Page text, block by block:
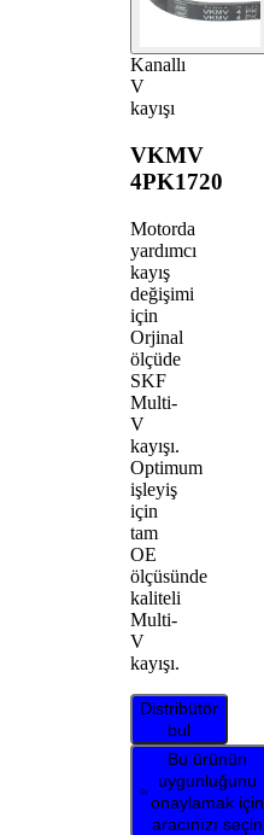
Kanallı
V
kayışı
VKMV
4PK1720
Motorda
yardımcı
kayış
değişimi
için
Orjinal
ölçüde
SKF
Multi-
V
kayışı.
Optimum
işleyiş
için
tam
OE
ölçüsünde
kaliteli
Multi-
V
kayışı.
Distribütör
bul
Bu ürünün
uygunluğunu
onaylamak için
aracınızı seçin